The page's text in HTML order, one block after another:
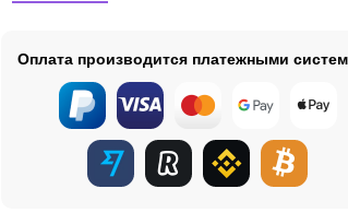
Оплата производится платежными